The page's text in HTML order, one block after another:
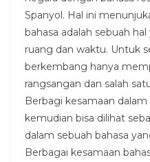
Spanyol. Hal ini
bahasa adalah sebuah
ruang dan waktu. Untuk
berkembang hanya
rangsangan dan salah
Berbagi kesamaan dalam
kemudian bisa dilihat
dalam sebuah bahasa
Berbagai kesamaan